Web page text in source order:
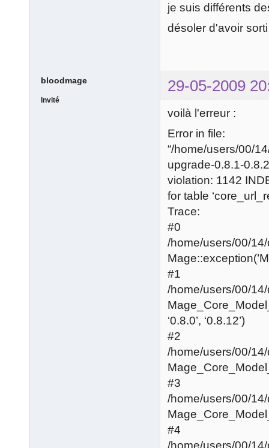
je suis différents
désoler d'avoir
bloodmage 29-05-2009
Invité
voilà l'erreur :
Error in file:
“/home/users/00/
upgrade-0.8.1-
violation: 1142
for table
Trace:
#0
/home/users/00/
#1
/home/users/00/
‘0.8.0’, ‘0.8.12’)
#2
/home/users/00/
#3
/home/users/00/
#4